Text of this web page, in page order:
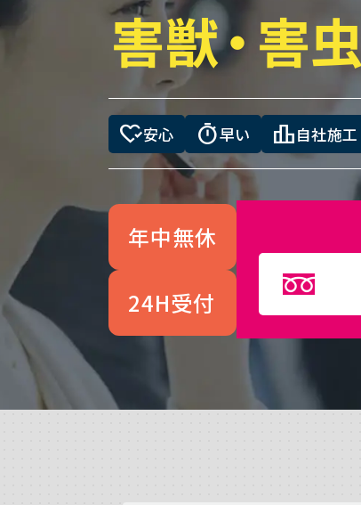
害獣・害
heart_check安心 timer早い leaderboard自社施工
年中無休
24H受付